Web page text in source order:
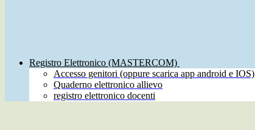
Registro Elettronico (MASTERCOM)
Accesso genitori (oppure scarica app android e IOS)
Quaderno elettronico allievo
registro elettronico docenti